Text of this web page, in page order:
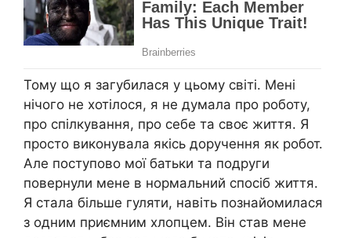
Тому що я загубилася у цьому світі. Мені
нічого не хотілося, я не думала про роботу,
про спілкування, про себе та своє життя. Я
просто виконувала якісь доручення як робот.
Але поступово мої батьки та подруги
повернули мене в нормальний спосіб життя.
Я стала більше гуляти, навіть познайомилася
з одним приємним хлопцем. Він став мене